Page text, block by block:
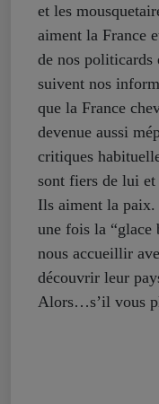
et les
aiment la France
de nos politicards
suivent nos
que la France
devenue aussi
critiques
sont fiers de lui et
Ils aiment la paix.
une fois la “glace
nous accueillir
découvrir leur
Alors…s’il vous